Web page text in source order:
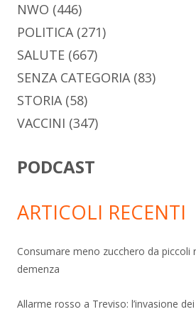
NWO (446)
POLITICA(271)
SALUTE (667)
SENZA CATEGORIA(83)
STORIA(58)
VACCINI (347)
PODCAST
ARTICOLI RECENTI
Consumare meno zucchero da piccoli
demenza
Allarme rosso a Treviso: l’invasione